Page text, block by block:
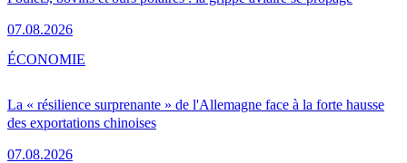
07.08.2026
La « résilience surprenante » de l'Allemagne face à la forte hausse
des exportations chinoises
07.08.2026
ÉCONOMIE